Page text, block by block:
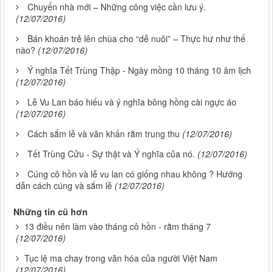
Chuyển nhà mới – Những công việc cần lưu ý.
(12/07/2016)
Bán khoán trẻ lên chùa cho “dễ nuôi” – Thực hư như thế
nào? (12/07/2016)
Ý nghĩa Tết Trùng Thập - Ngày mồng 10 tháng 10 âm lịch
(12/07/2016)
Lễ Vu Lan báo hiếu và ý nghĩa bông hồng cài ngực áo
(12/07/2016)
Cách sắm lễ và văn khấn rằm trung thu (12/07/2016)
Tết Trùng Cửu - Sự thật và Ý nghĩa của nó. (12/07/2016)
Cúng cô hồn và lễ vu lan có giống nhau không ? Hướng
dẫn cách cúng và sắm lễ (12/07/2016)
Những tin cũ hơn
13 điều nên làm vào tháng cô hồn - rằm tháng 7
(12/07/2016)
Tục lệ ma chay trong văn hóa của người Việt Nam